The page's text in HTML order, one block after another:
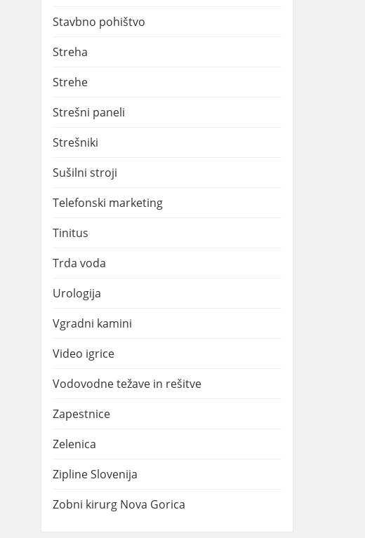
Stavbno pohištvo
Streha
Strehe
Strešni paneli
Strešniki
Sušilni stroji
Telefonski marketing
Tinitus
Trda voda
Urologija
Vgradni kamini
Video igrice
Vodovodne težave in rešitve
Zapestnice
Zelenica
Zipline Slovenija
Zobni kirurg Nova Gorica